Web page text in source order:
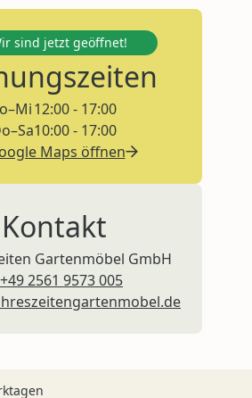
sind jetzt geöffnet!
12:00 - 17:00
10:00 - 17:00
Maps öffnen
Kontakt
Gartenmöbel GmbH
+49 2561 9573 005